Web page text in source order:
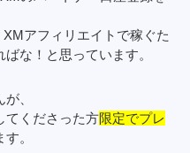
アフィリエイトで稼ぐた
な！と思っています。
、
てくださった方限定でプレ
。